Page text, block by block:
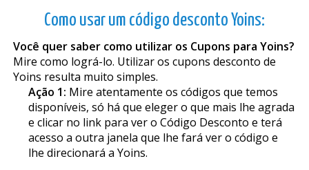
Como usar um código desconto Yoins:
Você quer saber como utilizar os Cupons para Yoins?
Mire como lográ-lo. Utilizar os cupons desconto de
Yoins resulta muito simples.
Ação 1: Mire atentamente os códigos que temos
disponíveis, só há que eleger o que mais lhe agrada
e clicar no link para ver o Código Desconto e terá
acesso a outra janela que lhe fará ver o código e
lhe direcionará a Yoins.